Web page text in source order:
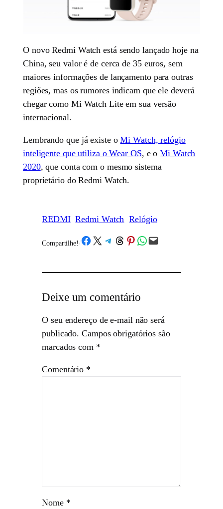
O novo Redmi Watch está sendo lançado hoje na
China, seu valor é de cerca de 35 euros, sem
maiores informações de lançamento para outras
regiões, mas os rumores indicam que ele deverá
chegar como Mi Watch Lite em sua versão
internacional.
Lembrando que já existe oMi Watch, relógio
inteligente que utiliza o Wear OS, e oMi Watch
2020, que conta com o mesmo sistema
proprietário do Redmi Watch.
REDMI Redmi Watch Relógio
Compartilhe! /Share on Facebook
Share on X Share on Telegram
Share on Threads
Share on Pinterest
Share on WhatsApp
Email this Page
Deixe um comentário
O seu endereço de e-mail não será
publicado. Campos obrigatórios são
marcados com *
Comentário *
Nome *